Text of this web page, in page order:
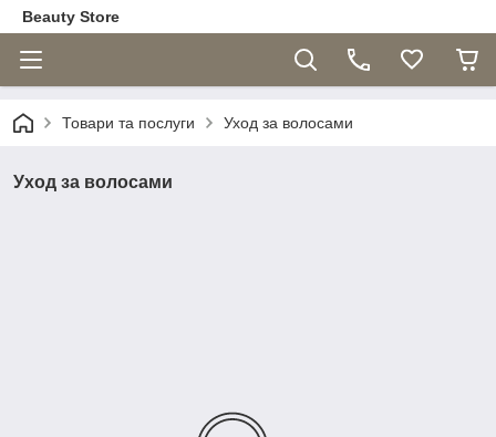
Beauty Store
Товари та послуги Уход за волосами
Уход за волосами